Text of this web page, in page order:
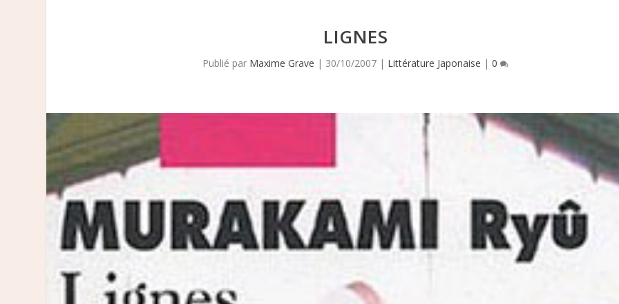
LIGNES
Publié par Maxime Grave | 30/10/2007 | Littérature Japonaise |0